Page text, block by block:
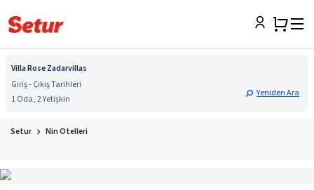
Villa Rose Zadarvillas
Giriş - Çıkış Tarihleri
1 Oda, 2 Yetişkin
Yeniden Ara
Setur Nin Otelleri